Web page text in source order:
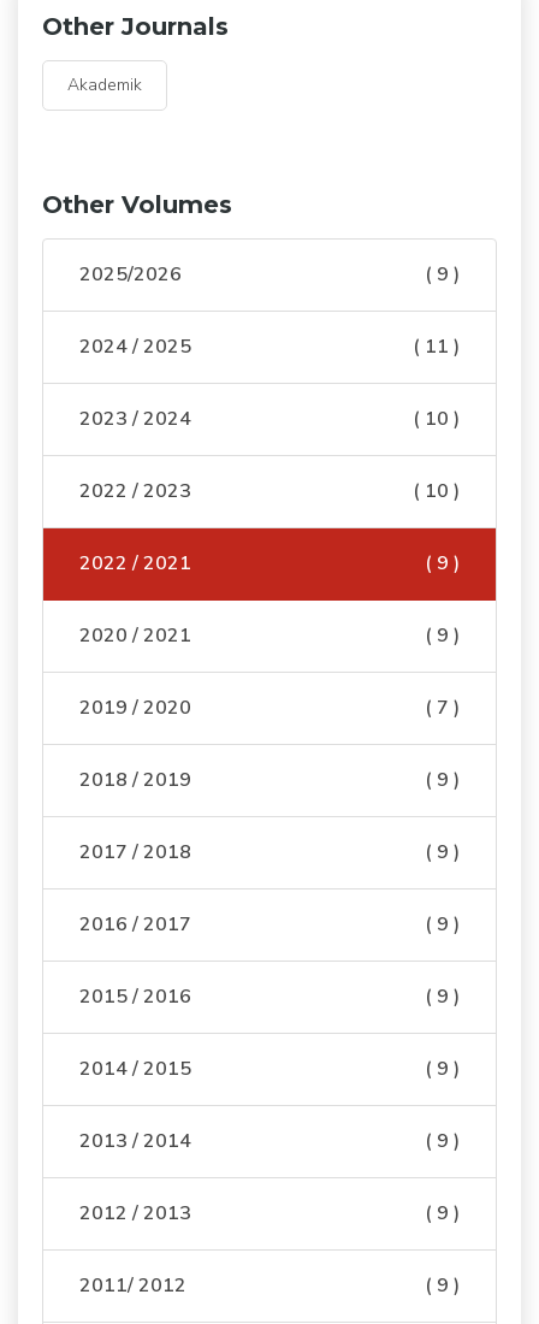
Other Journals
Akademik
Other Volumes
2025/2026 ( 9 )
2024 / 2025 ( 11 )
2023 / 2024 ( 10 )
2022 / 2023 ( 10 )
2022 / 2021 ( 9 )
2020 / 2021 ( 9 )
2019 / 2020 ( 7 )
2018 / 2019 ( 9 )
2017 / 2018 ( 9 )
2016 / 2017 ( 9 )
2015 / 2016 ( 9 )
2014 / 2015 ( 9 )
2013 / 2014 ( 9 )
2012 / 2013 ( 9 )
2011/ 2012 ( 9 )